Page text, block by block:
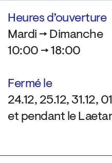
Heures d’ouverture
Mardi → Dimanche
10:00 → 18:00
Fermé le
24.12, 25.12, 31.12,
et pendant le